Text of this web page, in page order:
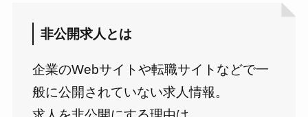
非公開求人とは
企業のWebサイトや転職サイトなどで⼀
般に公開されていない求⼈情報。